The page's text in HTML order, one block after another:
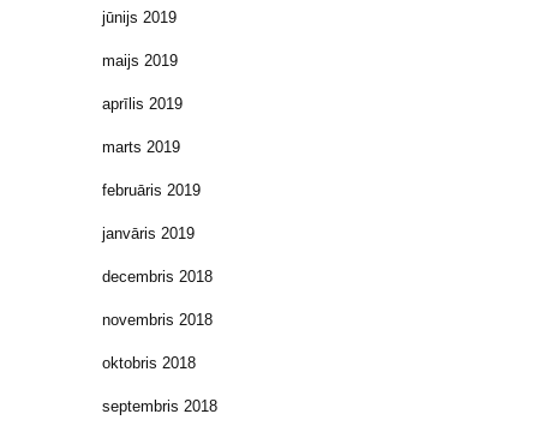
jūnijs 2019
maijs 2019
aprīlis 2019
marts 2019
februāris 2019
janvāris 2019
decembris 2018
novembris 2018
oktobris 2018
septembris 2018